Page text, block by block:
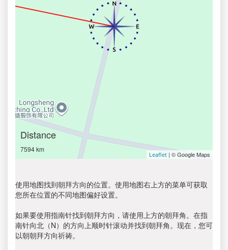
Distance
7594 km
Leaflet | © Google Maps
使用地图找到朝拜方向的位置。使用地图右上方的菜单可获取
您所在位置的不同地图偏好设置。
如果要使用指南针找到朝拜方向，请使用上方的朝拜角。在指
南针向北（N）的方向上顺时针滚动并找到朝拜角。现在，您可
以朝朝拜方向祈祷。